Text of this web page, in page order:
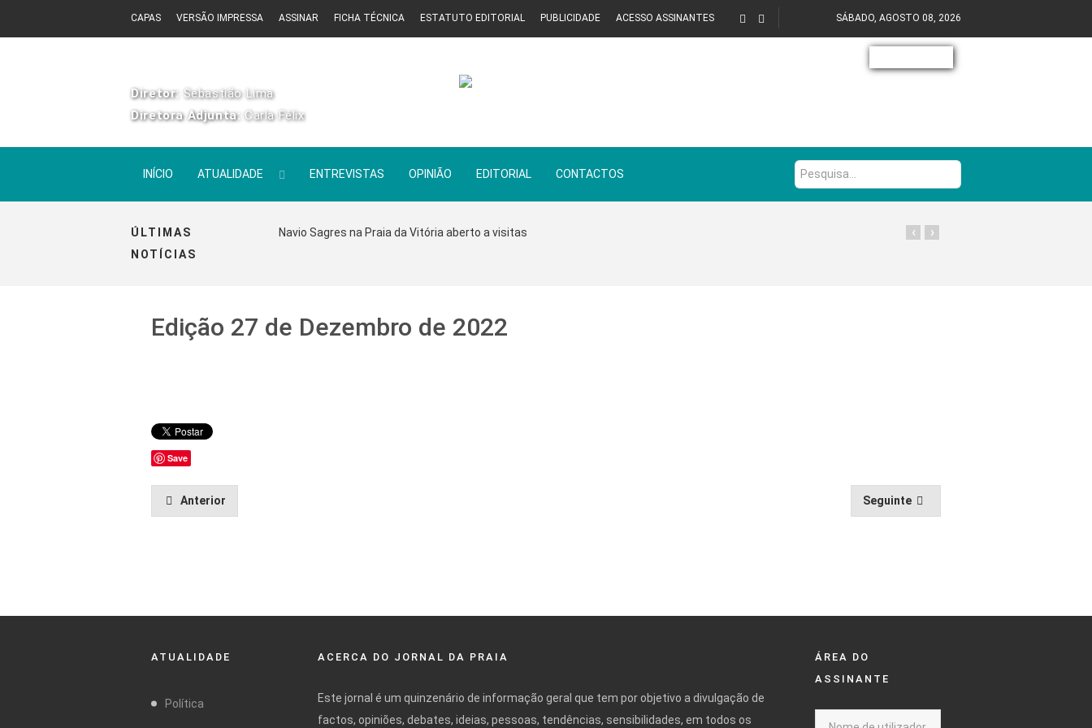
CAPAS VERSÃO IMPRESSA ASSINAR FICHA TÉCNICA ESTATUTO EDITORIAL PUBLICIDADE ACESSO ASSINANTES SÁBADO, AGOSTO 08, 2026
Diretor: Sebastião Lima
Diretora Adjunta:Carla Félix
INÍCIO ATUALIDADE ENTREVISTAS OPINIÃO EDITORIAL CONTACTOS Pesquisa...
ÚLTIMAS
NOTÍCIAS
Navio Sagres na Praia da Vitória aberto a visitas ›
‹
Edição 27 de Dezembro de 2022
Save
Anterior Seguinte
ATUALIDADE
Política
ACERCA DO JORNAL DA PRAIA
Este jornal é um quinzenário de informação geral que tem por objetivo a divulgação de
factos, opiniões, debates, ideias, pessoas, tendências, sensibilidades, em todos os
ÁREA DO
ASSINANTE